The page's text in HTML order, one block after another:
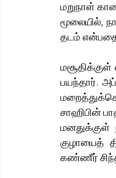
மறுநாள்
மூலையில்,
தடம்
பயந்தார்.
சாஹிபின்
மனதுக்குள்
குழாயைத்
கண்ணீர்